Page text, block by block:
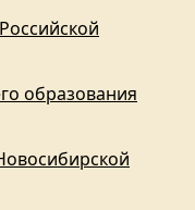
образования